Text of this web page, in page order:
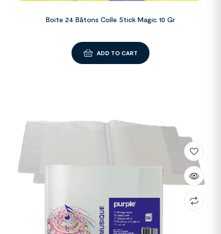
Boite 24 Bâtons Colle Stick Magic 10 Gr
ADD TO CART